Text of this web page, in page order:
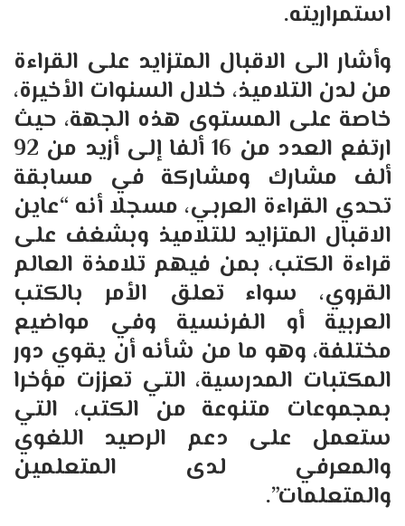
استمراريته.
وأشار الى الاقبال المتزايد على القراءة
من لدن التلاميذ، خلال السنوات الأخيرة،
خاصة على المستوى هذه الجهة، حيث
ارتفع العدد من 16 ألفا إلى أزيد من 92
ألف مشارك ومشاركة في مسابقة
تحدي القراءة العربي، مسجلا أنه “عاين
الاقبال المتزايد للتلاميذ وبشغف على
قراءة الكتب، بمن فيهم تلامذة العالم
القروي، سواء تعلق الأمر بالكتب
العربية أو الفرنسية وفي مواضيع
مختلفة، وهو ما من شأنه أن يقوي دور
المكتبات المدرسية، التي تعززت مؤخرا
بمجموعات متنوعة من الكتب، التي
ستعمل على دعم الرصيد اللغوي
والمعرفي لدى المتعلمين
والمتعلمات”.